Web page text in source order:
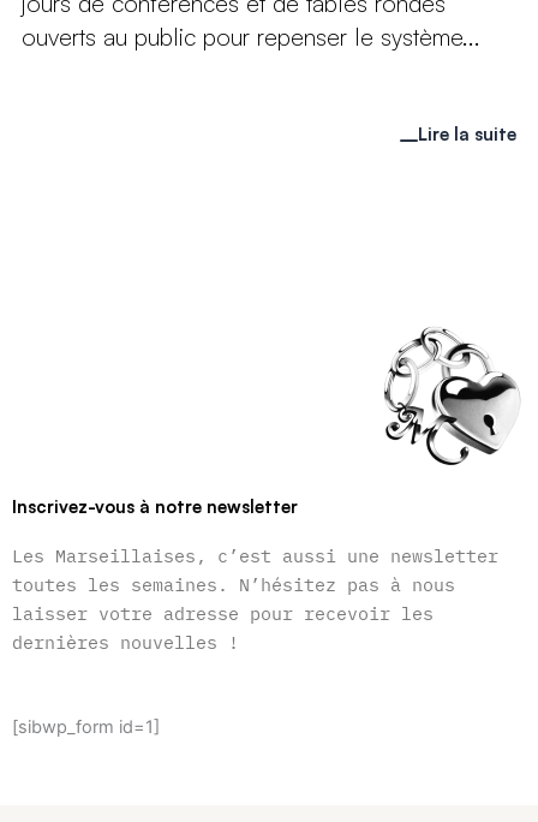
ouverts au public pour repenser le système...
Lire la suite
Inscrivez-vous à notre newsletter
Les Marseillaises, c’est aussi une newsletter
toutes les semaines. N’hésitez pas à nous
laisser votre adresse pour recevoir les
dernières nouvelles !
[sibwp_form id=1]